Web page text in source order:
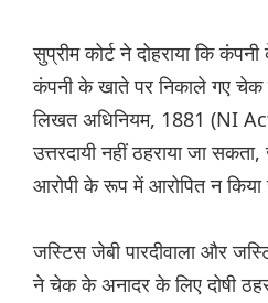
सुप्रीम कोर्ट ने दोहराया कि
कंपनी के खाते पर निकाले गए चेक
लिखत अधिनियम, 1881 (NI
उत्तरदायी नहीं ठहराया जा
आरोपी के रूप में आरोपित न किया
जस्टिस जेबी पारदीवाला और
ने चेक के अनादर के लिए दोषी